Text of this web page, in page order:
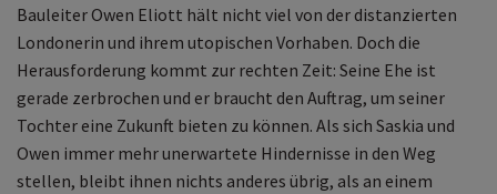
Bauleiter Owen Eliott hält nicht viel von der distanzierten
Londonerin und ihrem utopischen Vorhaben. Doch die
Herausforderung kommt zur rechten Zeit: Seine Ehe ist
gerade zerbrochen und er braucht den Auftrag, um seiner
Tochter eine Zukunft bieten zu können. Als sich Saskia und
Owen immer mehr unerwartete Hindernisse in den Weg
stellen, bleibt ihnen nichts anderes übrig, als an einem